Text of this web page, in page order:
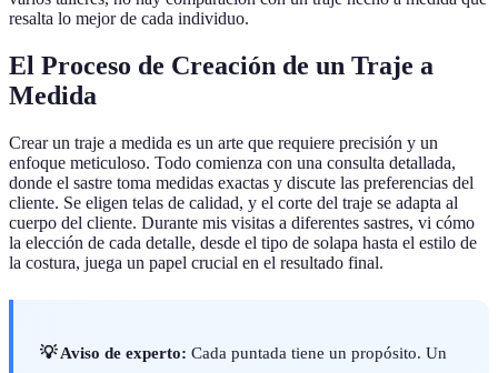
resalta lo mejor de cada individuo.
El Proceso de Creación de un Traje a
Medida
Crear un traje a medida es un arte que requiere precisión y un
enfoque meticuloso. Todo comienza con una consulta detallada,
donde el sastre toma medidas exactas y discute las preferencias del
cliente. Se eligen telas de calidad, y el corte del traje se adapta al
cuerpo del cliente. Durante mis visitas a diferentes sastres, vi cómo
la elección de cada detalle, desde el tipo de solapa hasta el estilo de
la costura, juega un papel crucial en el resultado final.
💡 Aviso de experto: Cada puntada tiene un propósito. Un